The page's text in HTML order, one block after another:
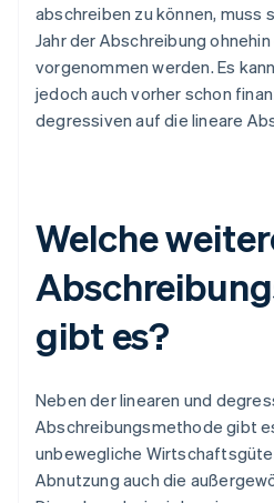
abschreiben zu können,
Jahr der Abschreibung
vorgenommen werden. Es
jedoch auch vorher schon
degressiven auf die lineare
Welche
gibt es?
Neben der linearen und
Abschreibungsmethode gibt
unbewegliche
Abnutzung auch die